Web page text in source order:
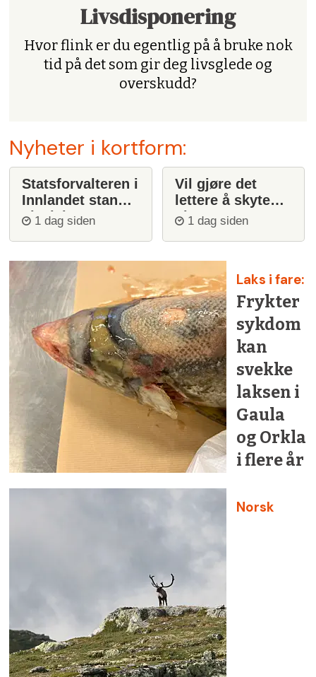
Livsdisponering
Hvor flink er du egentlig på å bruke nok
tid på det som gir deg livsglede og
overskudd?
Nyheter i kortform:
Statsforvalteren i
Innlandet stanser
ulvejakt
1 dag siden
Vil gjøre det
lettere å skyte
ulv1 dag siden
Laks i fare:
Frykter
sykdom
kan
svekke
laksen i
Gaula
og Orkla
i flere år
Norsk